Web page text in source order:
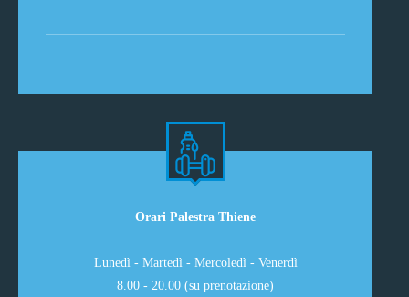
Orari Palestra Thiene
Lunedì - Martedì - Mercoledì - Venerdì
8.00 - 20.00 (su prenotazione)